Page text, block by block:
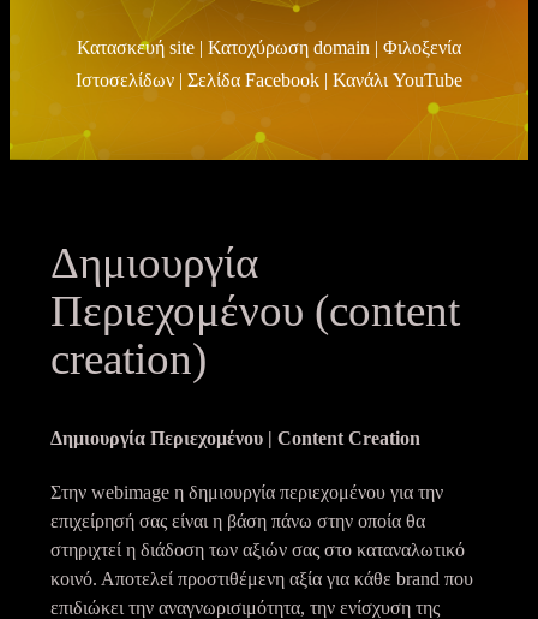
Κατασκευή site | Κατοχύρωση domain | Φιλοξενία
Ιστοσελίδων | Σελίδα Facebook | Κανάλι YouTube
Δημιουργία
Περιεχομένου (content
creation)
Δημιουργία Περιεχομένου | Content Creation
Στην webimage η δημιουργία περιεχομένου για την
επιχείρησή σας είναι η βάση πάνω στην οποία θα
στηριχτεί η διάδοση των αξιών σας στο καταναλωτικό
κοινό. Αποτελεί προστιθέμενη αξία για κάθε brand που
επιδιώκει την αναγνωρισιμότητα, την ενίσχυση της